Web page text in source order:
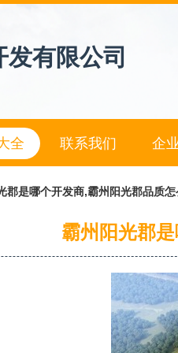
有限公司
全 联系我们 企
郡是哪个开发商,霸州阳光郡品质
霸州阳光郡